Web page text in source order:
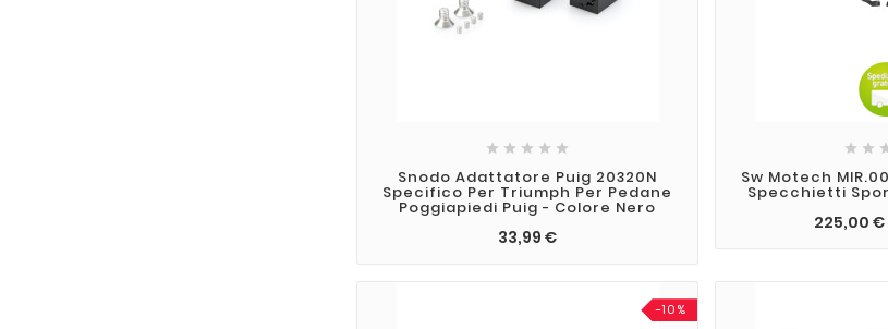
    
Snodo Adattatore Puig 20320N
Specifico Per Triumph Per Pedane
Poggiapiedi Puig - Colore Nero
33,99 €
 
Sw Motech
Specchietti
225,00 €
-10%